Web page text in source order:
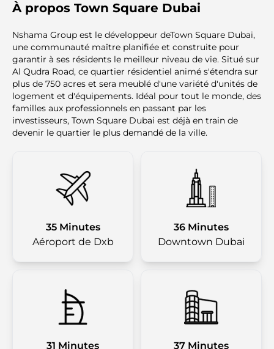
À propos Town Square Dubai
Nshama Group est le développeur deTown Square Dubai,
une communauté maître planifiée et construite pour
garantir à ses résidents le meilleur niveau de vie. Situé sur
Al Qudra Road, ce quartier résidentiel animé s'étendra sur
plus de 750 acres et sera meublé d'une variété d'unités de
logement et d'équipements. Idéal pour tout le monde, des
familles aux professionnels en passant par les
investisseurs, Town Square Dubai est déjà en train de
devenir le quartier le plus demandé de la ville.
35 Minutes
Aéroport de Dxb
36 Minutes
Downtown Dubai
31 Minutes
37 Minutes